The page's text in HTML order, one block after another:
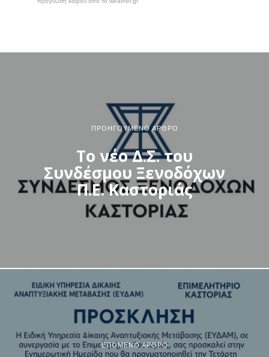
ΠΡΟΗΓΟΎΜΕΝΟ ΆΡΘΡΟ
Το νέο Δ.Σ. του
Συνδέσμου Ξενοδόχων
Π.Ε. Καστοριάς
ΕΠΌΜΕΝΟ ΆΡΘΡΟ